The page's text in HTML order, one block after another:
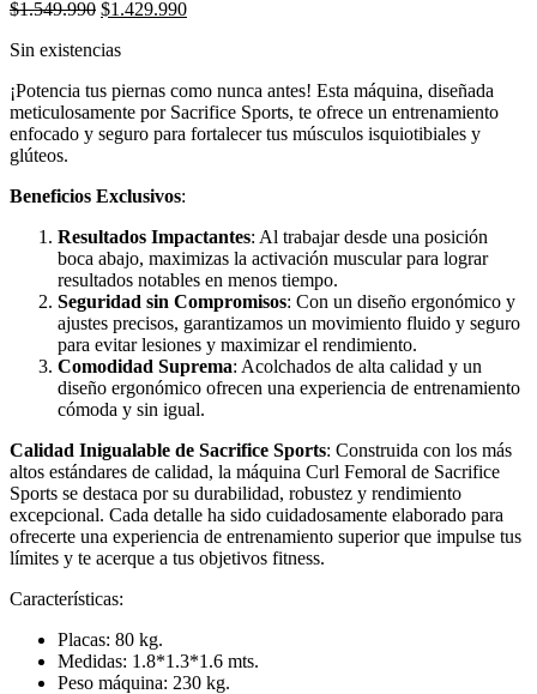
$1.549.990 El
original
$1.549.990.
$1.429.990El
$1.429.990.
Sin existencias
¡Potencia tus piernas como nunca antes! Esta máquina, diseñada
meticulosamente por Sacrifice Sports, te ofrece un entrenamiento
enfocado y seguro para fortalecer tus músculos isquiotibiales y
glúteos.
Beneficios Exclusivos:
Resultados Impactantes: Al trabajar desde una posición
boca abajo, maximizas la activación muscular para lograr
resultados notables en menos tiempo.
Seguridad sin Compromisos: Con un diseño ergonómico y
ajustes precisos, garantizamos un movimiento fluido y seguro
para evitar lesiones y maximizar el rendimiento.
Comodidad Suprema: Acolchados de alta calidad y un
diseño ergonómico ofrecen una experiencia de entrenamiento
cómoda y sin igual.
Calidad Inigualable de Sacrifice Sports: Construida con los más
altos estándares de calidad, la máquina Curl Femoral de Sacrifice
Sports se destaca por su durabilidad, robustez y rendimiento
excepcional. Cada detalle ha sido cuidadosamente elaborado para
ofrecerte una experiencia de entrenamiento superior que impulse tus
límites y te acerque a tus objetivos fitness.
Características:
Placas: 80 kg.
Medidas: 1.8*1.3*1.6 mts.
Peso máquina: 230 kg.